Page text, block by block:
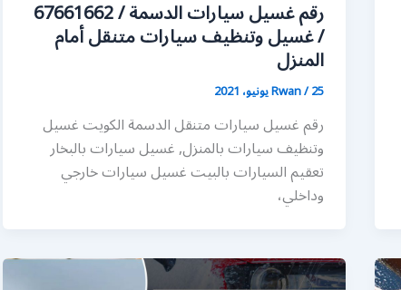
رقم غسيل سيارات الدسمة / 67661662
/ غسيل وتنظيف سيارات متنقل أمام
المنزل
Rwan/25 يونيو، 2021
رقم غسيل سيارات متنقل الدسمة الكويت غسيل
وتنظيف سيارات بالمنزل, غسيل سيارات بالبخار
تعقيم السيارات بالبيت غسيل سيارات خارجي
وداخلي،